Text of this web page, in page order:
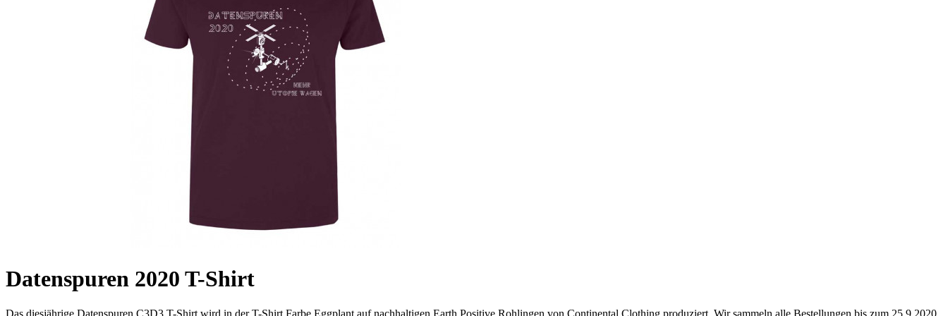
Datenspuren 2020 T-Shirt
Das diesjährige Datenspuren C3D3 T-Shirt wird in der T-Shirt Farbe Eggplant auf nachhaltigen Earth Positive Rohlingen von Continental Clothing produziert. Wir sammeln alle Bestellungen bis zum 25.9.2020